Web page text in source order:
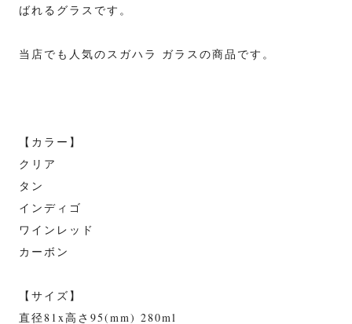
ばれるグラスです。
当店でも人気のスガハラ ガラスの商品です。
【カラー】
クリア
タン
インディゴ
ワインレッド
カーボン
【サイズ】
直径81x高さ95(mm) 280ml